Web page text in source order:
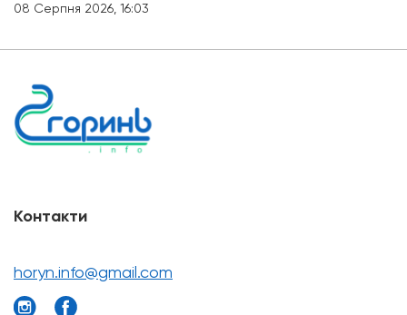
08 Серпня 2026, 16:03
Контакти
horyn.info@gmail.com